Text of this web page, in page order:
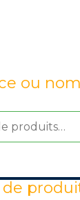
ou nom